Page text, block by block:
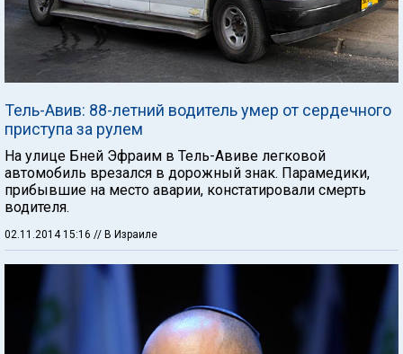
Тель-Авив: 88-летний водитель умер от сердечного
приступа за рулем
На улице Бней Эфраим в Тель-Авиве легковой
автомобиль врезался в дорожный знак. Парамедики,
прибывшие на место аварии, констатировали смерть
водителя.
02.11.2014 15:16 // В Израиле